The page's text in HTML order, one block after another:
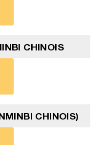
CHINOIS
CHINOIS)